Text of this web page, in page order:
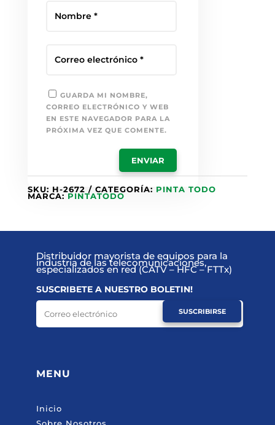
GUARDA MI NOMBRE,
CORREO ELECTRÓNICO Y WEB
EN ESTE NAVEGADOR PARA LA
PRÓXIMA VEZ QUE COMENTE.
SKU: H-2672 CATEGORÍA: PINTA TODO
MARCA: PINTATODO
Distribuidor mayorista de equipos para la
industria de las telecomunicaciones,
especializados en red (CATV – HFC – FTTx)
SUSCRIBETE A NUESTRO BOLETIN!
SUSCRIBIRSE
MENU
Inicio